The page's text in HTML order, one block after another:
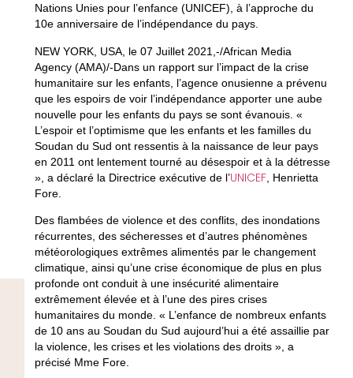
Nations Unies pour l’enfance (UNICEF), à l’approche du
10e anniversaire de l’indépendance du pays.
NEW YORK, USA, le 07 Juillet 2021,-/African Media
Agency (AMA)/-Dans un rapport sur l’impact de la crise
humanitaire sur les enfants, l’agence onusienne a prévenu
que les espoirs de voir l’indépendance apporter une aube
nouvelle pour les enfants du pays se sont évanouis. «
L’espoir et l’optimisme que les enfants et les familles du
Soudan du Sud ont ressentis à la naissance de leur pays
en 2011 ont lentement tourné au désespoir et à la détresse
», a déclaré la Directrice exécutive de l’UNICEF, Henrietta
Fore.
Des flambées de violence et des conflits, des inondations
récurrentes, des sécheresses et d’autres phénomènes
météorologiques extrêmes alimentés par le changement
climatique, ainsi qu’une crise économique de plus en plus
profonde ont conduit à une insécurité alimentaire
extrêmement élevée et à l’une des pires crises
humanitaires du monde. « L’enfance de nombreux enfants
de 10 ans au Soudan du Sud aujourd’hui a été assaillie par
la violence, les crises et les violations des droits », a
précisé Mme Fore.